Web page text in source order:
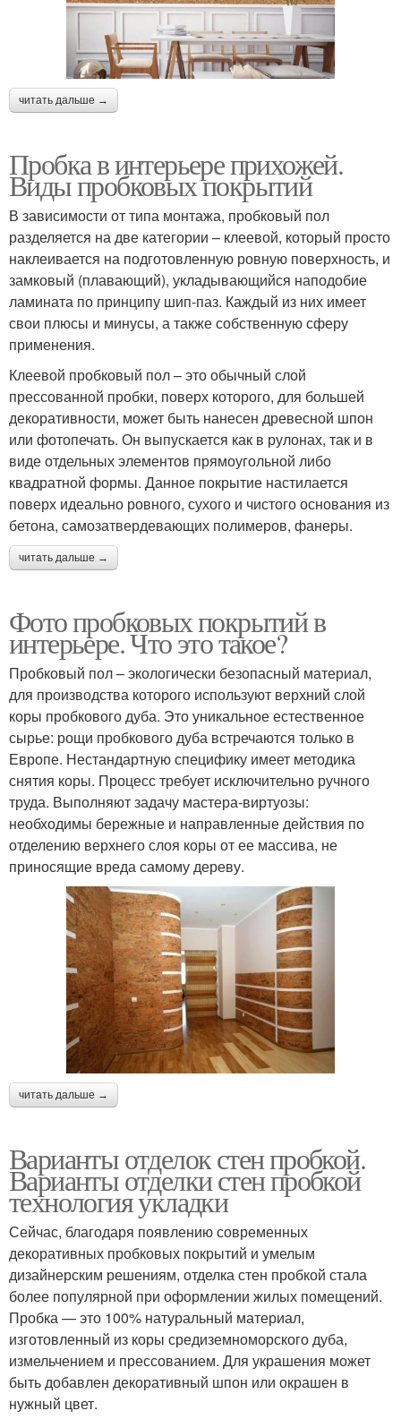
читать дальше →
Пробка в интерьере прихожей.
Виды пробковых покрытий
В зависимости от типа монтажа, пробковый пол
разделяется на две категории – клеевой, который просто
наклеивается на подготовленную ровную поверхность, и
замковый (плавающий), укладывающийся наподобие
ламината по принципу шип-паз. Каждый из них имеет
свои плюсы и минусы, а также собственную сферу
применения.
Клеевой пробковый пол – это обычный слой
прессованной пробки, поверх которого, для большей
декоративности, может быть нанесен древесной шпон
или фотопечать. Он выпускается как в рулонах, так и в
виде отдельных элементов прямоугольной либо
квадратной формы. Данное покрытие настилается
поверх идеально ровного, сухого и чистого основания из
бетона, самозатвердевающих полимеров, фанеры.
читать дальше →
Фото пробковых покрытий в
интерьере. Что это такое?
Пробковый пол – экологически безопасный материал,
для производства которого используют верхний слой
коры пробкового дуба. Это уникальное естественное
сырье: рощи пробкового дуба встречаются только в
Европе. Нестандартную специфику имеет методика
снятия коры. Процесс требует исключительно ручного
труда. Выполняют задачу мастера-виртуозы:
необходимы бережные и направленные действия по
отделению верхнего слоя коры от ее массива, не
приносящие вреда самому дереву.
читать дальше →
Варианты отделок стен пробкой.
Варианты отделки стен пробкой
технология укладки
Сейчас, благодаря появлению современных
декоративных пробковых покрытий и умелым
дизайнерским решениям, отделка стен пробкой стала
более популярной при оформлении жилых помещений.
Пробка — это 100% натуральный материал,
изготовленный из коры средиземноморского дуба,
измельчением и прессованием. Для украшения может
быть добавлен декоративный шпон или окрашен в
нужный цвет.